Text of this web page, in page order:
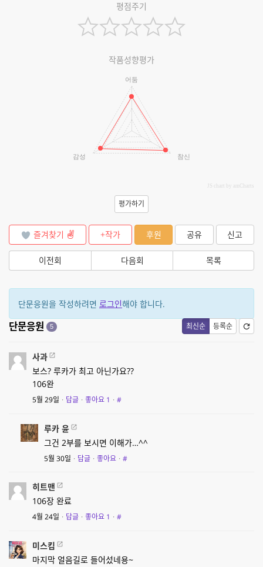
평점주기
작품성향평가
어둠
참신
감성
JS chart by amCharts
평가하기
즐겨찾기 +작가 후원 공유 신고
이전회 다음회 목록
단문응원을 작성하려면 로그인해야 합니다.
최신순 등록순
단문응원 5
사과
보스? 루카가 최고 아닌가요??
106완
5월 29일 · 답글 · 좋아요 1 · #
루카 윤
그건 2부를 보시면 이해가…^^
5월 30일 · 답글 · 좋아요 · #
히트맨
106장 완료
4월 24일 · 답글 · 좋아요 1 · #
미스킴
마지막 얼음길로 들어섰네용~